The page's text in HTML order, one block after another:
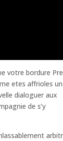
votre bordure
etes affrioles un
dialoguer aux
de s’y